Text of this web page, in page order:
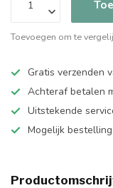
Toevoegen om te
Gratis verzenden
Achteraf betalen
Uitstekende
Mogelijk